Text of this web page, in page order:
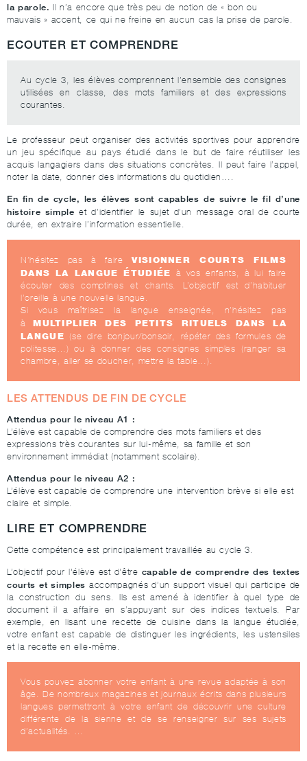
la parole. Il n’a encore que très peu de notion de « bon ou
mauvais » accent, ce qui ne freine en aucun cas la prise de parole.
ECOUTER ET COMPRENDRE
Au cycle 3, les élèves comprennent l’ensemble des consignes
utilisées en classe, des mots familiers et des expressions
courantes.
Le professeur peut organiser des activités sportives pour apprendre
un jeu spécifique au pays étudié dans le but de faire réutiliser les
acquis langagiers dans des situations concrètes. Il peut faire l’appel,
noter la date, donner des informations du quotidien….
En fin de cycle, les élèves sont capables de suivre le fil d’une
histoire simple et d’identifier le sujet d’un message oral de courte
durée, en extraire l’information essentielle.
N’hésitez pas à faireVISIONNER COURTS FILMS
DANS LA LANGUE ÉTUDIÉE à vos enfants, à lui faire
écouter des comptines et chants. L’objectif est d’habituer
l’oreille à une nouvelle langue.
Si vous maîtrisez la langue enseignée, n’hésitez pas
àMULTIPLIER DES PETITS RITUELS DANS LA
LANGUE (se dire bonjour/bonsoir, répéter des formules de
politesse…) ou à donner des consignes simples (ranger sa
chambre, aller se doucher, mettre la table…).
LES ATTENDUS DE FIN DE CYCLE
Attendus pour le niveau A1 :
L’élève est capable de comprendre des mots familiers et des
expressions très courantes sur lui-même, sa famille et son
environnement immédiat (notamment scolaire).
Attendus pour le niveau A2 :
L’élève est capable de comprendre une intervention brève si elle est
claire et simple.
LIRE ET COMPRENDRE
Cette compétence est principalement travaillée au cycle 3.
L’objectif pour l'élève est d'être capable de comprendre des textes
courts et simples accompagnés d’un support visuel qui participe de
la construction du sens. Ils est amené à identifier à quel type de
document il a affaire en s’appuyant sur des indices textuels. Par
exemple, en lisant une recette de cuisine dans la langue étudiée,
votre enfant est capable de distinguer les ingrédients, les ustensiles
et la recette en elle-même.
Vous pouvez abonner votre enfant à une revue adaptée à son
âge. De nombreux magazines et journaux écrits dans plusieurs
langues permettront à votre enfant de découvrir une culture
différente de la sienne et de se renseigner sur ses sujets
d’actualités. …